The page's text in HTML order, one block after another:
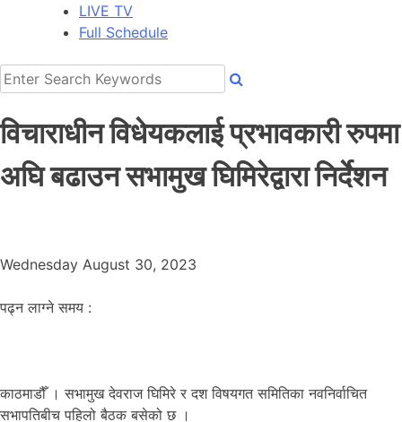
LIVE TV
Full Schedule
विचाराधीन विधेयकलाई प्रभावकारी रुपमा
अघि बढाउन सभामुख घिमिरेद्वारा निर्देशन
Wednesday August 30, 2023
पढ्न लाग्ने समय :
काठमाडौँ । सभामुख देवराज घिमिरे र दश विषयगत समितिका नवनिर्वाचित
सभापतिबीच पहिलो बैठक बसेको छ ।